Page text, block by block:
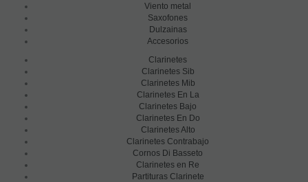
Viento metal
Saxofones
Dulzainas
Accesorios
Clarinetes
Clarinetes Sib
Clarinetes Mib
Clarinetes En La
Clarinetes Bajo
Clarinetes En Do
Clarinetes Alto
Clarinetes Contrabajo
Cornos Di Basseto
Clarinetes en Re
Partituras Clarinete